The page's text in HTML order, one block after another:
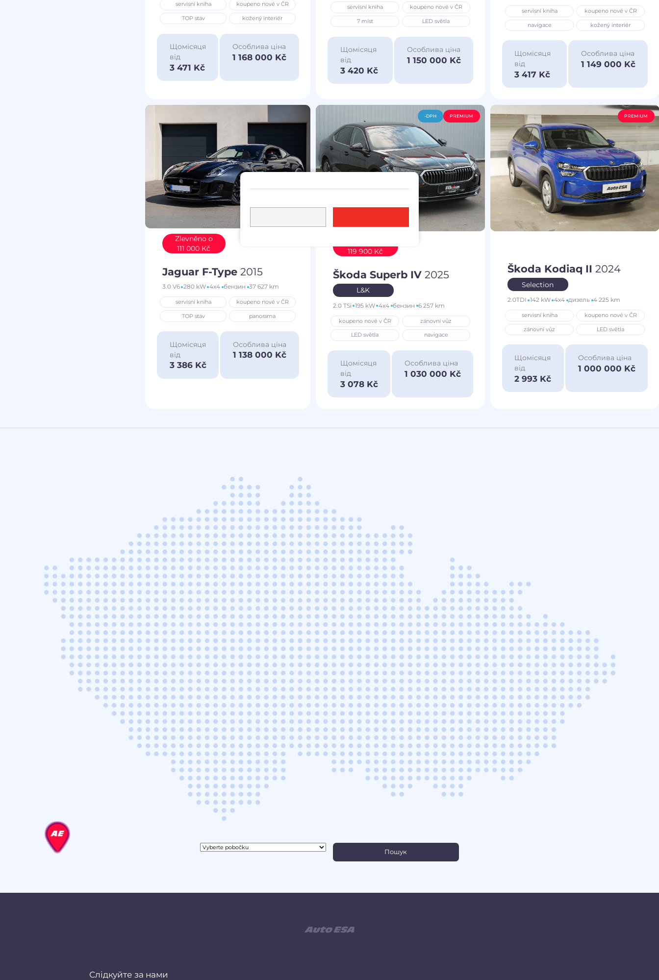
servisní kniha koupeno nové v ČR
TOP stav kožený interiér
Щомісяця
від
3 471 Kč
Особлива ціна
1 168 000 Kč
servisní kniha koupeno nové v ČR
7 míst LED světla
Щомісяця
від
3 420 Kč
Особлива ціна
1 150 000 Kč
servisní kniha koupeno nové v ČR
navigace kožený interiér
Щомісяця
від
3 417 Kč
Особлива ціна
1 149 000 Kč
Zlevněno o
111 000 Kč
Jaguar F-Type 2015
3.0 V6 280 kW 4x4 бензин 37 627 km
servisní kniha koupeno nové v ČR
TOP stav panorama
Щомісяця
від
3 386 Kč
Особлива ціна
1 138 000 Kč
-DPH PREMIUM
119 900 Kč
Škoda Superb IV 2025
L&K
2.0 TSi 195 kW 4x4 бензин 6 257 km
koupeno nové v ČR zánovní vůz
LED světla navigace
Щомісяця
від
3 078 Kč
Особлива ціна
1 030 000 Kč
PREMIUM
Škoda Kodiaq II 2024
Selection
2.0TDI 142 kW 4x4 дизель 4 225 km
servisní kniha koupeno nové v ČR
zánovní vůz LED světla
Щомісяця
від
2 993 Kč
Особлива ціна
1 000 000 Kč
Слідкуйте за нами